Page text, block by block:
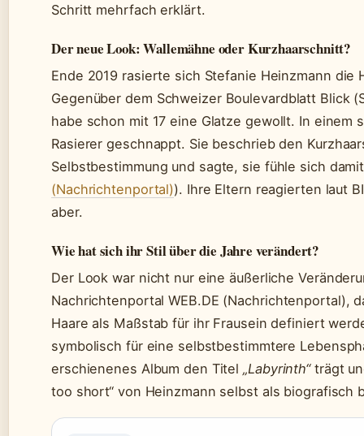
Schritt mehrfach erklärt.
Der neue Look: Wallemähne oder Kurzhaarschnitt?
Ende 2019 rasierte sich Stefanie Heinzmann die
Gegenüber dem Schweizer Boulevardblatt Blick
habe schon mit 17 eine Glatze gewollt. In
Rasierer geschnappt. Sie beschrieb den
Selbstbestimmung und sagte, sie fühle sich
(Nachrichtenportal)). Ihre Eltern reagierten laut
aber.
Wie hat sich ihr Stil über die Jahre verändert?
Der Look war nicht nur eine äußerliche
Nachrichtenportal WEB.DE (Nachrichtenportal),
Haare als Maßstab für ihr Frausein definiert
symbolisch für eine selbstbestimmtere
erschienenes Album den Titel„Labyrinth“trägt
too short“ von Heinzmann selbst als biografisch